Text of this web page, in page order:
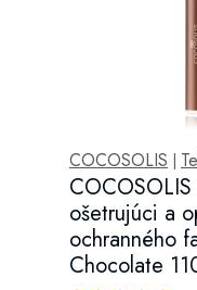
COCOSOLIS
ošetrujúci a
ochranného
Chocolate